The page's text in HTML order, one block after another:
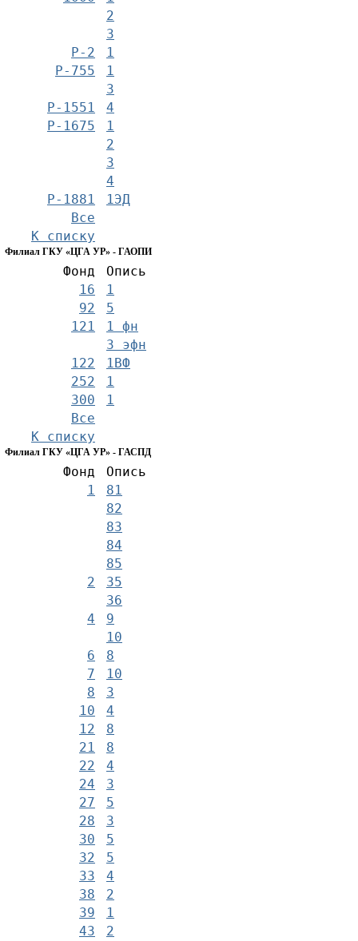
2
3
Р-2
1
Р-755
1
3
Р-1551
4
Р-1675
1
2
3
4
Р-1881
1ЭД
Все
К списку
Филиал ГКУ «ЦГА УР» - ГАОПИ
Фонд
Опись
16
1
92
5
121
1 фн
3 эфн
122
1ВФ
252
1
300
1
Все
К списку
Филиал ГКУ «ЦГА УР» - ГАСПД
Фонд
Опись
1
81
82
83
84
85
2
35
36
4
9
10
6
8
7
10
8
3
10
4
12
8
21
8
22
4
24
3
27
5
28
3
30
5
32
5
33
4
38
2
39
1
43
2